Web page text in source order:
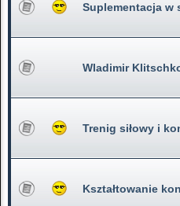
Suplementacja w
Wladimir
Trenig siłowy i
Kształtowanie